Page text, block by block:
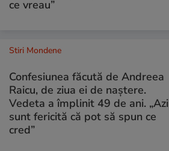
ce vreau”
Stiri Mondene
Confesiunea făcută de Andreea
Raicu, de ziua ei de naștere.
Vedeta a împlinit 49 de ani. „Azi
sunt fericită că pot să spun ce
cred”